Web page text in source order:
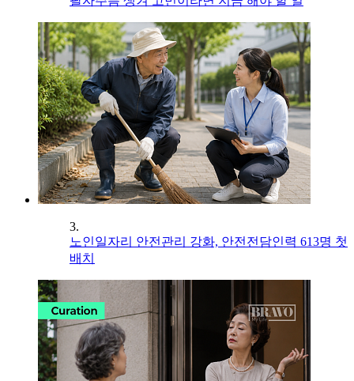
3.
노인일자리 안전관리 강화, 안전전담인력 613명 첫
배치